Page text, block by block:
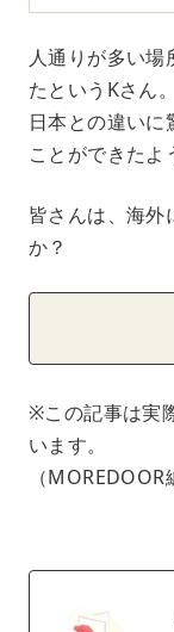
人通りが多い場
たというKさん。
日本との違いに
ことができたよ
皆さんは、海外
か？
※この記事は実
います。
（MOREDOOR